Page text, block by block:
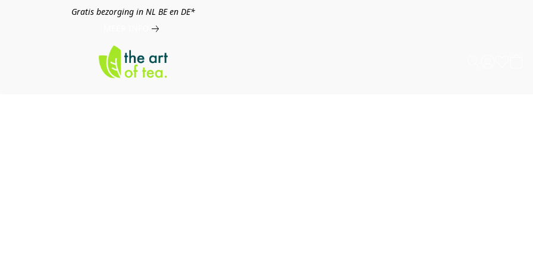
Gratis bezorging in NL BE en DE*